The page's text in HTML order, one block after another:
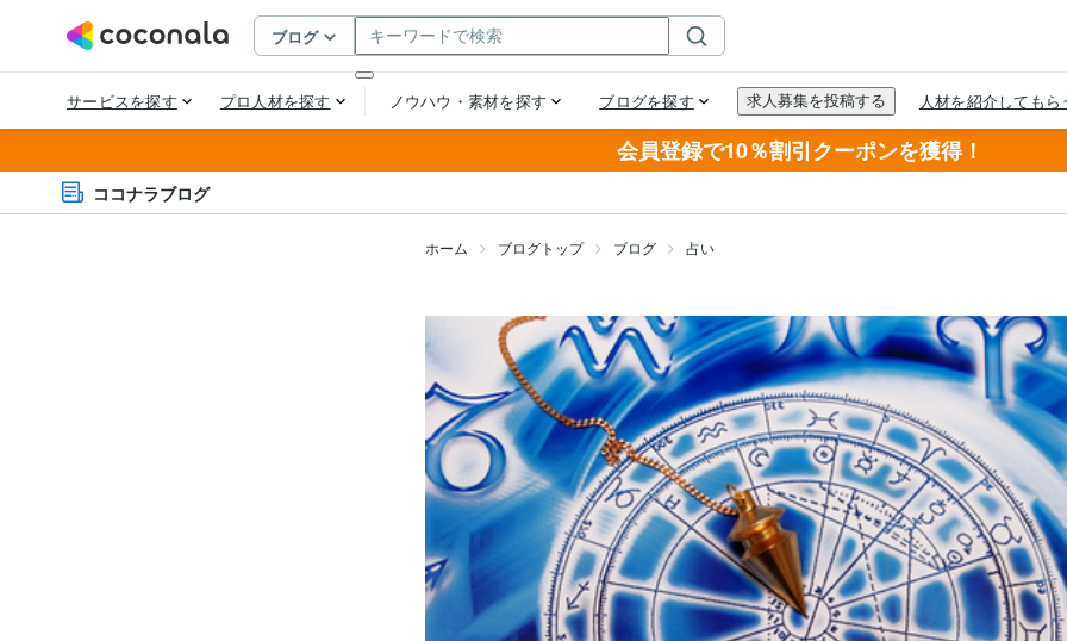
会員登録で10％割引クーポンを獲得！
ココナラブログ
ホーム ブログトップ ブログ 占い